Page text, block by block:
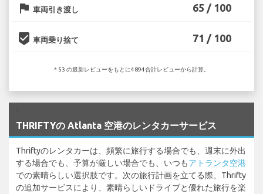
flag 車両引き渡し 65 / 100
beenhere 車両乗り捨て 71 / 100
* 53 の最新レビューをもとに4894合計レビューから計算。
THRIFTYの Atlanta 空港のレンタカーサービス
Thriftyのレンタカーは、頻繁に旅行する場合でも、週末に外出
する場合でも、予算が厳しい場合でも、いつもアトランタ空港
での素晴らしい選択肢です。次の旅行計画を立てる際、Thrifty
の追加サービスにより、素晴らしいドライブと優れた旅行を楽